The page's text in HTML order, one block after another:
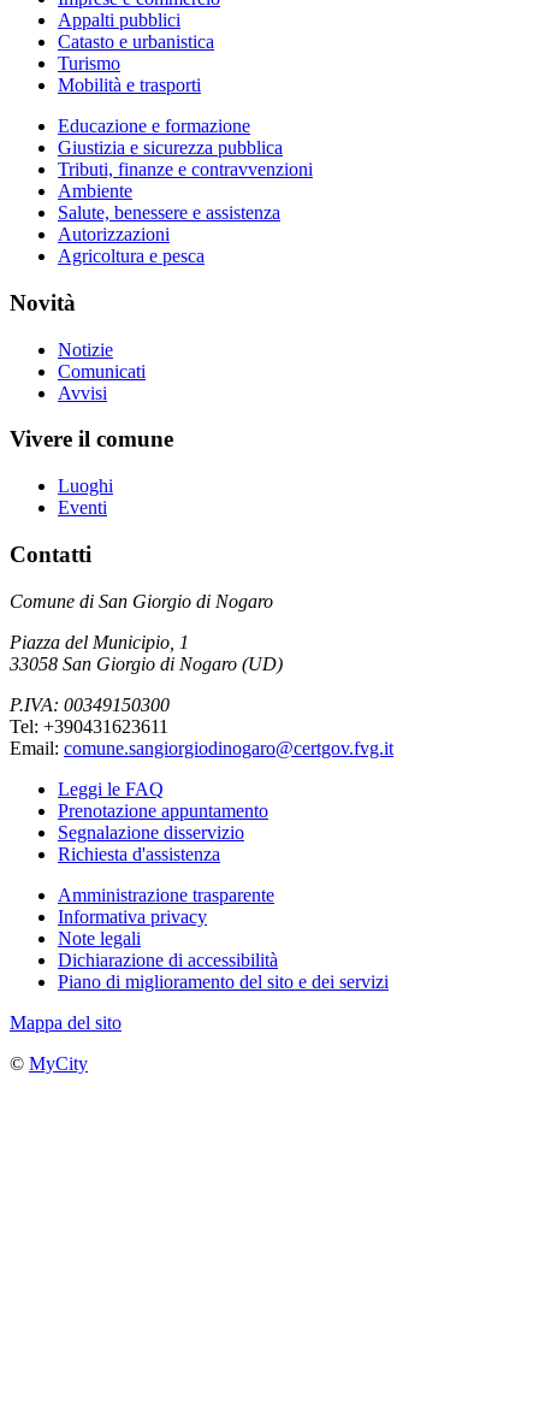
Appalti pubblici
Catasto e urbanistica
Turismo
Mobilità e trasporti
Educazione e formazione
Giustizia e sicurezza pubblica
Tributi, finanze e contravvenzioni
Ambiente
Salute, benessere e assistenza
Autorizzazioni
Agricoltura e pesca
Novità
Notizie
Comunicati
Avvisi
Vivere il comune
Luoghi
Eventi
Contatti
Comune di San Giorgio di Nogaro
Piazza del Municipio, 1
33058 San Giorgio di Nogaro (UD)
P.IVA: 00349150300
Tel: +390431623611
Email: comune.sangiorgiodinogaro@certgov.fvg.it
Leggi le FAQ
Prenotazione appuntamento
Segnalazione disservizio
Richiesta d'assistenza
Amministrazione trasparente
Informativa privacy
Note legali
Dichiarazione di accessibilità
Piano di miglioramento del sito e dei servizi
Mappa del sito
© MyCity